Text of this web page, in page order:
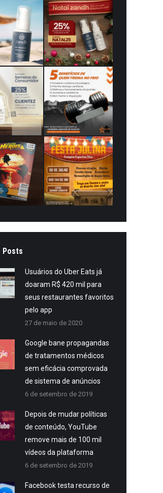
– Post Redes
Sociais
Redes Sociais
Posts
Usuários do Uber Eats já
doaram R$ 420 mil para
seus restaurantes favoritos
pelo app
27 de maio de 2020
Google bane propagandas
de tratamentos médicos
sem eficácia comprovada
de sistema de anúncios
6 de setembro de 2019
Depois de mudar políticas
de conteúdo, YouTube
remove mais de 100 mil
vídeos da plataforma
6 de setembro de 2019
Facebook testa recurso de